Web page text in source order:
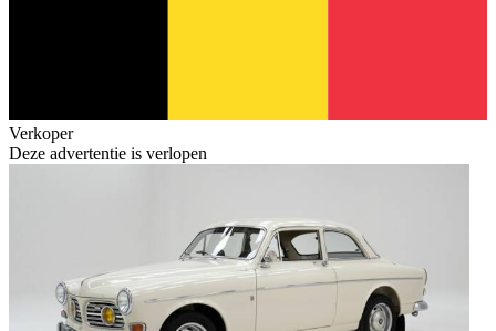
Verkoper
Deze advertentie is verlopen